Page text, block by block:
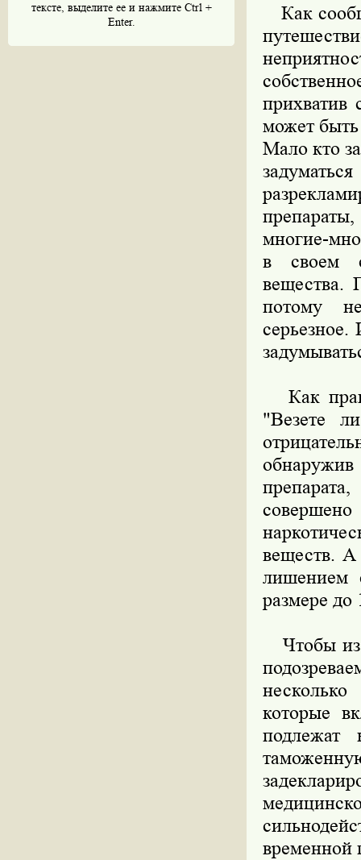
тексте, выделите ее и нажмите Ctrl +
Enter.
Как
может
Мало кто
многие-
в своем
вещества.
потому
серьезное.
Как
"Везете
веществ. А
лишением
размере до
Чтобы из
которые
подлежат
временной